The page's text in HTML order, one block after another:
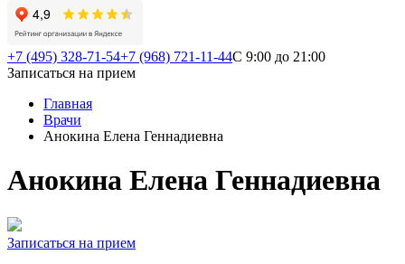
+7 (495) 328-71-54+7 (968) 721-11-44С 9:00 до 21:00
Записаться на прием
Главная
Врачи
Анокина Елена Геннадиевна
Анокина Елена Геннадиевна
Записаться на прием